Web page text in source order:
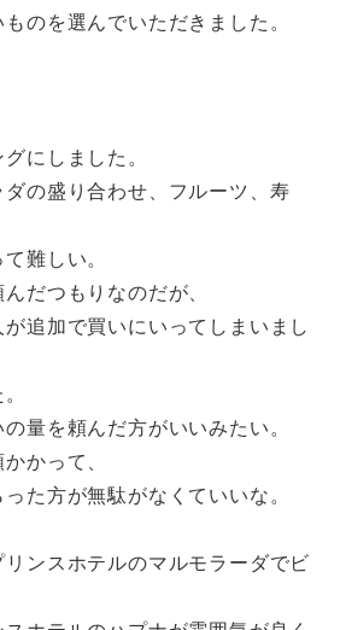
のを選んでいただきました。
にしました。
の盛り合わせ、フルーツ、寿
難しい。
だつもりなのだが、
追加で買いにいってしまいまし
量を頼んだ方がいいみたい。
かって、
た方が無駄がなくていいな。
ンスホテルのマルモラーダでビ